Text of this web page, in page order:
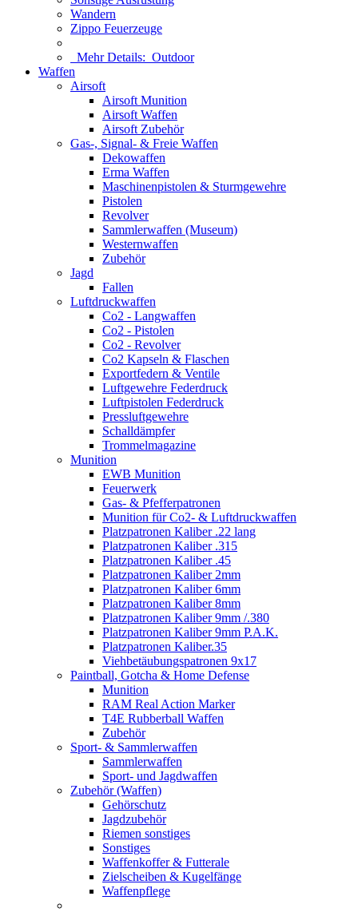
Wandern
Zippo Feuerzeuge
Mehr Details: Outdoor
Waffen
Airsoft
Airsoft Munition
Airsoft Waffen
Airsoft Zubehör
Gas-, Signal- & Freie Waffen
Dekowaffen
Erma Waffen
Maschinenpistolen & Sturmgewehre
Pistolen
Revolver
Sammlerwaffen (Museum)
Westernwaffen
Zubehör
Jagd
Fallen
Luftdruckwaffen
Co2 - Langwaffen
Co2 - Pistolen
Co2 - Revolver
Co2 Kapseln & Flaschen
Exportfedern & Ventile
Luftgewehre Federdruck
Luftpistolen Federdruck
Pressluftgewehre
Schalldämpfer
Trommelmagazine
Munition
EWB Munition
Feuerwerk
Gas- & Pfefferpatronen
Munition für Co2- & Luftdruckwaffen
Platzpatronen Kaliber .22 lang
Platzpatronen Kaliber .315
Platzpatronen Kaliber .45
Platzpatronen Kaliber 2mm
Platzpatronen Kaliber 6mm
Platzpatronen Kaliber 8mm
Platzpatronen Kaliber 9mm /.380
Platzpatronen Kaliber 9mm P.A.K.
Platzpatronen Kaliber.35
Viehbetäubungspatronen 9x17
Paintball, Gotcha & Home Defense
Munition
RAM Real Action Marker
T4E Rubberball Waffen
Zubehör
Sport- & Sammlerwaffen
Sammlerwaffen
Sport- und Jagdwaffen
Zubehör (Waffen)
Gehörschutz
Jagdzubehör
Riemen sonstiges
Sonstiges
Waffenkoffer & Futterale
Zielscheiben & Kugelfänge
Waffenpflege